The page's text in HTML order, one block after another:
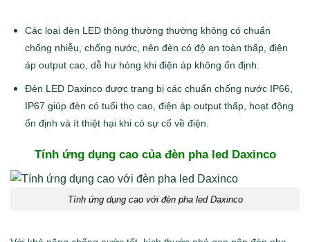
Các loại đèn LED thông thường thường không có chuẩn
chống nhiễu, chống nước, nên đèn có độ an toàn thấp, điện
áp output cao, dễ hư hỏng khi điện áp không ổn định.
Đèn LED Daxinco được trang bị các chuẩn chống nước IP66,
IP67 giúp đèn có tuổi thọ cao, điện áp output thấp, hoạt động
ổn định và ít thiệt hại khi có sự cố về điện.
Tính ứng dụng cao của đèn pha led Daxinco
Tính ứng dụng cao với đèn pha led Daxinco